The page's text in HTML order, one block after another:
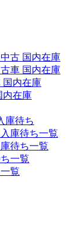
古 国内在庫
車 国内在庫
国内在庫
内在庫
庫待ち
庫待ち一覧
待ち一覧
一覧
覧